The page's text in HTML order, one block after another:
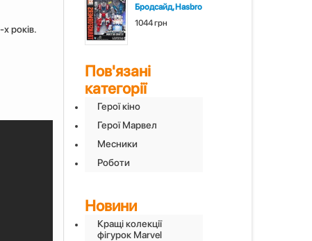
років.
Бродсайд, Hasbro
1044 грн
Пов'язані
категорії
Герої кіно
Герої Марвел
Месники
Роботи
Новини
Кращі колекції
фігурок Маrvel